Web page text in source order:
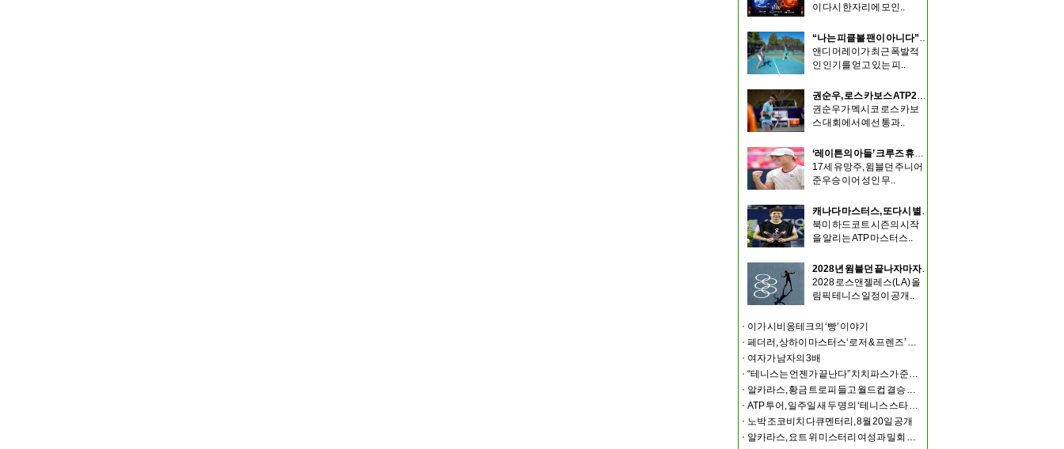
이 다시 한자리에 모인..
“나는 피클볼 팬이 아니다”…앤디 머레이가 말한 피클볼의 장단점
앤디 머레이가 최근 폭발적
인 인기를 얻고 있는 피..
권순우, 로스 카보스 ATP250 본선 진출…10주년 무대에서 다시 도약 노린다
권순우가 멕시코 로스 카보
스 대회에서 예선 통과..
‘레이튼의 아들’ 크루즈 휴이트, 두 번의 행운 잡고 워싱턴 ATP 본선 첫 진출
17세 유망주, 윔블던 주니어
준우승 이어 성인 무..
캐나다 마스터스, 또다시 별들의 외면… 시너·알카라스·조코비치 모두 불참
북미 하드코트 시즌의 시작
을 알리는 ATP 마스터스..
2028년 윔블던 끝나자마자 LA 올림픽… 선수들 ‘강행군’ 불가피
2028 로스앤젤레스(LA) 올
림픽 테니스 일정이 공개..
이가 시비옹테크의 ‘빵’ 이야기
페더러, 상하이 마스터스‘로저 & 프렌즈’ 출전
여자가 남자의 3배
“테니스는 언젠가 끝난다” 치치파스가 준비하는 또 하나는?
알카라스, 황금 트로피 들고 월드컵 결승 경기장에 나타나
ATP 투어, 일주일 새 두 명의 ‘테니스 스타 결혼식’ 화제
노박 조코비치 다큐멘터리, 8월 20일 공개
알카라스, 요트 위 미스터리 여성과 밀회 포착